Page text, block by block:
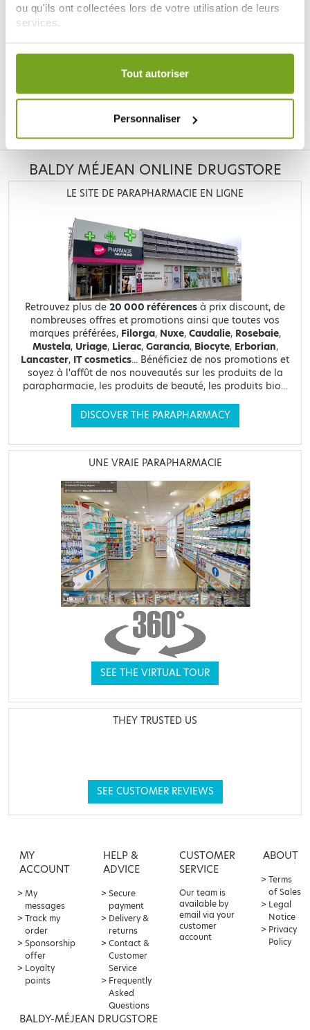
ou qu'ils ont collectées lors de votre utilisation de leurs
services.
Votre choix de consentement est conservé pendant une
Tout autoriser
Personnaliser
Instagram
BALDY MÉJEAN ONLINE DRUGSTORE
LE SITE DE PARAPHARMACIE EN LIGNE
Retrouvez plus de 20 000 références à prix discount, de
nombreuses offres et promotions ainsi que toutes vos
marques préférées, Filorga, Nuxe, Caudalie, Rosebaie,
Mustela, Uriage, Lierac, Garancia, Biocyte, Erborian,
Lancaster, IT cosmetics... Bénéficiez de nos promotions et
soyez à l'affût de nos nouveautés sur les produits de la
parapharmacie, les produits de beauté, les produits bio...
DISCOVER THE PARAPHARMACY
UNE VRAIE PARAPHARMACIE
SEE THE VIRTUAL TOUR
THEY TRUSTED US
SEE CUSTOMER REVIEWS
MY
ACCOUNT
My
messages
Track my
order
Sponsorship
offer
Loyalty
points
HELP &
ADVICE
Secure
payment
Delivery &
returns
Contact &
Customer
Service
Frequently
Asked
Questions
CUSTOMER
SERVICE
Our team is
available by
email via your
customer
account
ABOUT
Terms
of Sales
Legal
Notice
Privacy
Policy
BALDY-MÉJEAN DRUGSTORE